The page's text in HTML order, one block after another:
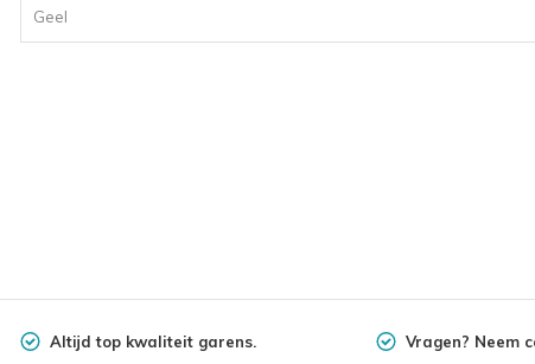
Geel
Altijd top kwaliteit garens. Vragen? Neem